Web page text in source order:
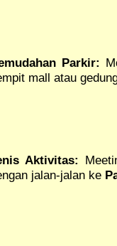
Parkir:
mall atau
Aktivitas:
jalan-jalan ke